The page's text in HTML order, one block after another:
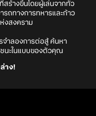
ร้างขึ้นโดยผู้เล่นจากทั่ว
รถทางการทหารและก้าว
งสงคราม
จำลองการต่อสู้ ค้นหา
ะในแบบของตัวคุณ
าง!